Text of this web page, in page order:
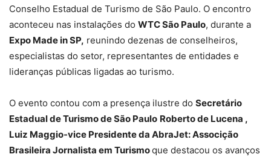
Conselho Estadual de Turismo de São Paulo. O encontro
aconteceu nas instalações do WTC São Paulo, durante a
Expo Made in SP, reunindo dezenas de conselheiros,
especialistas do setor, representantes de entidades e
lideranças públicas ligadas ao turismo.
O evento contou com a presença ilustre do Secretário
Estadual de Turismo de São Paulo Roberto de Lucena ,
Luiz Maggio-vice Presidente da AbraJet: Associção
Brasileira Jornalista em Turismoque destacou os avanços